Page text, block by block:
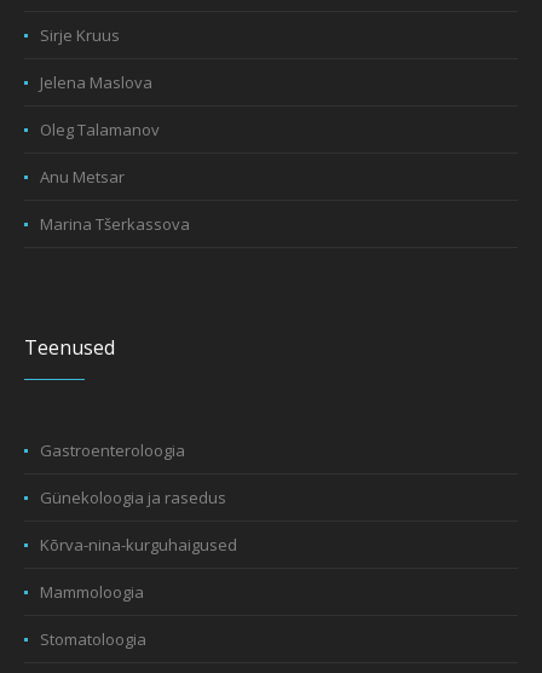
Sirje Kruus
Jelena Maslova
Oleg Talamanov
Anu Metsar
Marina Tšerkassova
Teenused
Gastroenteroloogia
Günekoloogia ja rasedus
Kõrva-nina-kurguhaigused
Mammoloogia
Stomatoloogia